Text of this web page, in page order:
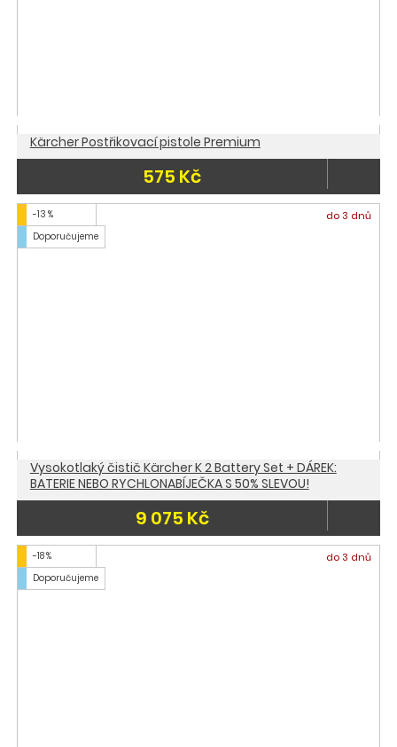
Kärcher Postřikovací pistole Premium
575 Kč
-13 %
Doporučujeme
do 3 dnů
Vysokotlaký čistič Kärcher K 2 Battery Set + DÁREK:
BATERIE NEBO RYCHLONABÍJEČKA S 50% SLEVOU!
9 075 Kč
-18 %
Doporučujeme
do 3 dnů